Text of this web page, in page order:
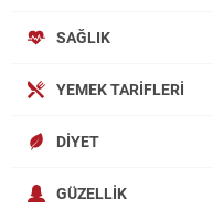
SAĞLIK
YEMEK TARIFLERI
DIYET
GÜZELLIK